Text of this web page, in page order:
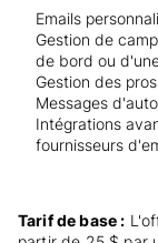
Emails
Gestion de
de bord ou
Gestion des
Messages
Intégrations
fournisseurs
Tarif de base :